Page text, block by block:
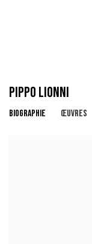
PIPPO LIONNI
BIOGRAPHIE ŒUVRES